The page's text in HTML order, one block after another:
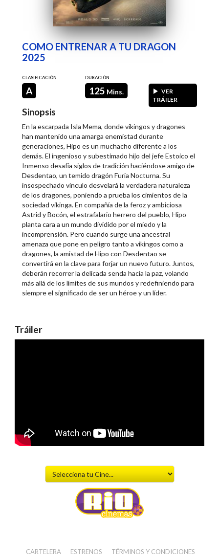
COMO ENTRENAR A TU DRAGON
2025
CLASIFICACIÓN
A
DURACIÓN
125 Mins.
VER
TRÁILER
Sinopsis
En la escarpada Isla Mema, donde vikingos y dragones
han mantenido una amarga enemistad durante
generaciones, Hipo es un muchacho diferente a los
demás. El ingenioso y subestimado hijo del jefe Estoico el
Inmenso desafía siglos de tradición haciéndose amigo de
Desdentao, un temido dragón Furia Nocturna. Su
insospechado vínculo desvelará la verdadera naturaleza
de los dragones, poniendo a prueba los cimientos de la
sociedad vikinga. En compañía de la feroz y ambiciosa
Astrid y Bocón, el estrafalario herrero del pueblo, Hipo
planta cara a un mundo dividido por el miedo y la
incomprensión. Pero cuando surge una ancestral
amenaza que pone en peligro tanto a vikingos como a
dragones, la amistad de Hipo con Desdentao se
convertirá en la clave para forjar un nuevo futuro. Juntos,
deberán recorrer la delicada senda hacia la paz, volando
más allá de los límites de sus mundos y redefiniendo para
siempre el significado de ser un héroe y un líder.
Tráiler
CARTELERA ESTRENOS TÉRMINOS Y CONDICIONES